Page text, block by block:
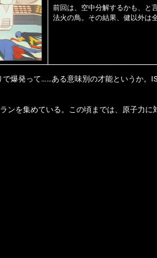
前回は、空中分解するかも、と
法火の鳥。その結果、健以外は
爆発って……ある意味別の才能というか。
ンを集めている。この頃までは、原子力